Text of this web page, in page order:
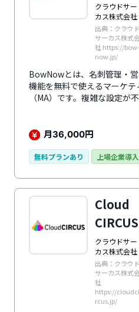
クラウドサー
カス株式会社
出典：クラウド
サーカス株式
社 https://bow-
now.jp/
BowNowとは、名刺管理・
機能を無料で使えるマーケ
（MA）です。複雑な設定が
面、MAツールを活用した集
ャリングなどのマーケティ
します。
月36,000円
無料プランあり 上場企業導
Cloud
CIRCUS
クラウドサー
カス株式会社
出典：クラウド
サーカス株式
社
https://cloudci
rcus.jp/